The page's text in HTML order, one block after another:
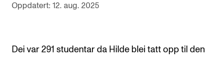
For ph.d.-programmet i musikkforskning
Oppdatert: 12. aug. 2025
Dei var 291 studentar da Hilde blei tatt opp til den